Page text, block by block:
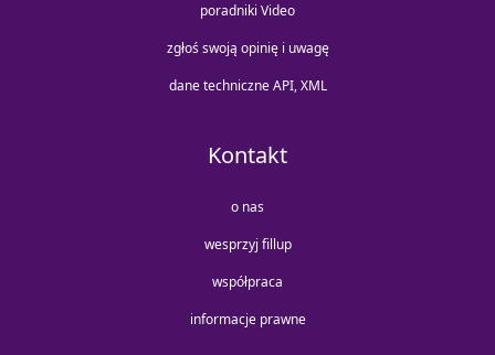
poradniki Video
zgłoś swoją opinię i uwagę
dane techniczne API, XML
Kontakt
o nas
wesprzyj fillup
współpraca
informacje prawne